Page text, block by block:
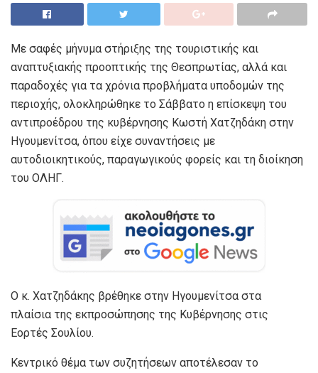
Με σαφές μήνυμα στήριξης της τουριστικής και
αναπτυξιακής προοπτικής της Θεσπρωτίας, αλλά και
παραδοχές για τα χρόνια προβλήματα υποδομών της
περιοχής, ολοκληρώθηκε το Σάββατο η επίσκεψη του
αντιπροέδρου της κυβέρνησης Κωστή Χατζηδάκη στην
Ηγουμενίτσα, όπου είχε συναντήσεις με
αυτοδιοικητικούς, παραγωγικούς φορείς και τη διοίκηση
του ΟΛΗΓ.
Ο κ. Χατζηδάκης βρέθηκε στην Ηγουμενίτσα στα
πλαίσια της εκπροσώπησης της Κυβέρνησης στις
Εορτές Σουλίου.
Κεντρικό θέμα των συζητήσεων αποτέλεσαν το